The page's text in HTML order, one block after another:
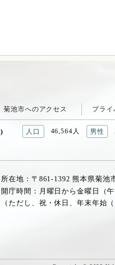
菊池市へのアクセス プライ
人口 46,564人 男性
所在地：〒861-1392 熊本県菊池
開庁時間：月曜日から金曜日（
（ただし、祝・休日、年末年始